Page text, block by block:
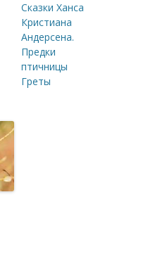
Сказки Ханса
Кристиана
Андерсена.
Предки
птичницы
Греты